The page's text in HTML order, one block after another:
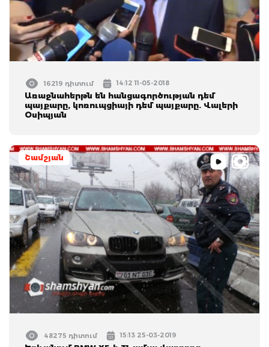
16219 դիտում 14:12 11-05-2018
Առաջնահերթն են հանցագործության դեմ
պայքարը, կոռուպցիայի դեմ պայքարը. Վալերի
Օսիպյան
Շամշյան
48275 դիտում 15:13 25-03-2019